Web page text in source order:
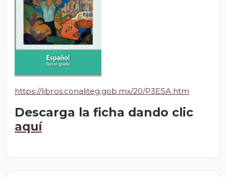
https://libros.conaliteg.gob.mx/20/P3ESA.htm
Descarga la ficha dando clic
aquí